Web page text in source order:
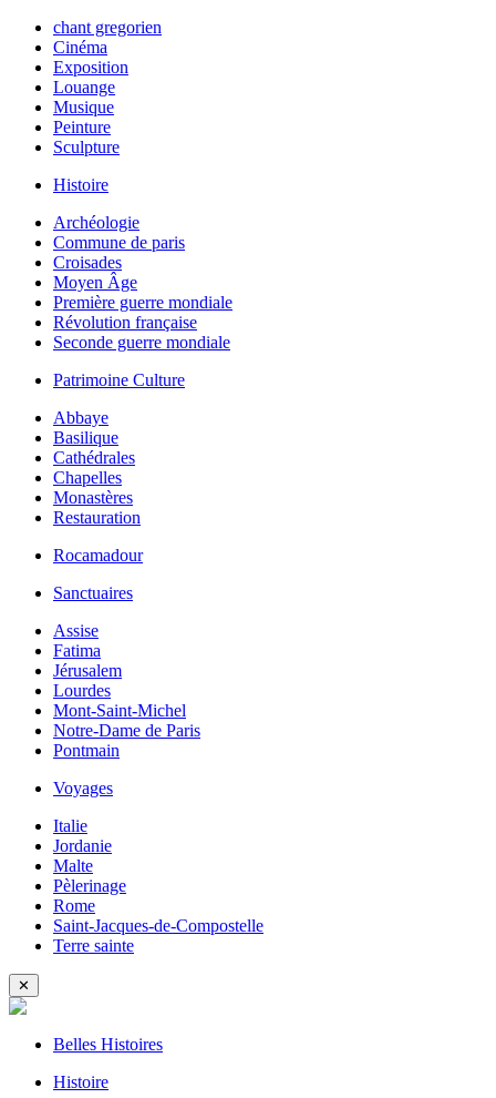
chant gregorien
Cinéma
Exposition
Louange
Musique
Peinture
Sculpture
Histoire
Archéologie
Commune de paris
Croisades
Moyen Âge
Première guerre mondiale
Révolution française
Seconde guerre mondiale
Patrimoine Culture
Abbaye
Basilique
Cathédrales
Chapelles
Monastères
Restauration
Rocamadour
Sanctuaires
Assise
Fatima
Jérusalem
Lourdes
Mont-Saint-Michel
Notre-Dame de Paris
Pontmain
Voyages
Italie
Jordanie
Malte
Pèlerinage
Rome
Saint-Jacques-de-Compostelle
Terre sainte
✕
Belles Histoires
Histoire